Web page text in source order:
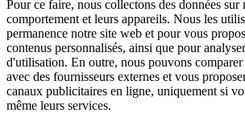
Pour ce faire, nous collectons des données sur
comportement et leurs appareils. Nous les
permanence notre site web et pour vous
contenus personnalisés, ainsi que pour
d'utilisation. En outre, nous pouvons comparer
avec des fournisseurs externes et vous
canaux publicitaires en ligne, uniquement si
même leurs services.